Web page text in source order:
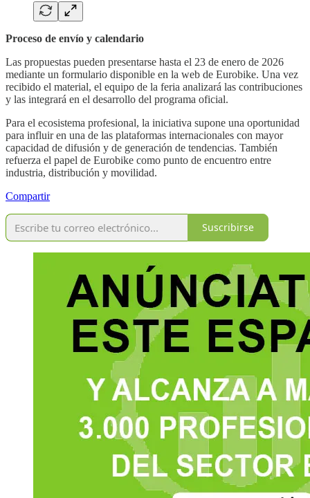
Proceso de envío y calendario
Las propuestas pueden presentarse hasta el 23 de enero de 2026
mediante un formulario disponible en la web de Eurobike. Una vez
recibido el material, el equipo de la feria analizará las contribuciones
y las integrará en el desarrollo del programa oficial.
Para el ecosistema profesional, la iniciativa supone una oportunidad
para influir en una de las plataformas internacionales con mayor
capacidad de difusión y de generación de tendencias. También
refuerza el papel de Eurobike como punto de encuentro entre
industria, distribución y movilidad.
Compartir
Suscribirse